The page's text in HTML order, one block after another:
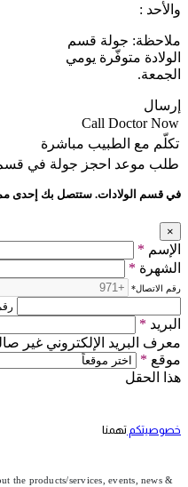
والأحد :
ملاحظة: جولة قسم
الولادة متوفّرة يومي
الجمعة.
إرسال
Call Doctor Now
تكلّم مع الطبيب مباشرة
طلب موعد احجز جولة في قسم
في قسم الولادات. ستتصل بك إحدى
×
الإسم *
الشهرة *
رقم الاتصال*
البريد *
معرف البريد الإلكتروني غير
موقع *
هذا الحقل
خصوصيتكم تهمنا
the products/services, events, news &